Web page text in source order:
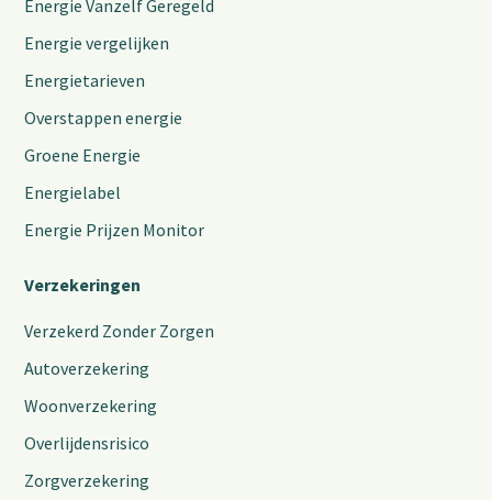
Energie Vanzelf Geregeld
Energie vergelijken
Energietarieven
Overstappen energie
Groene Energie
Energielabel
Energie Prijzen Monitor
Verzekeringen
Verzekerd Zonder Zorgen
Autoverzekering
Woonverzekering
Overlijdensrisico
Zorgverzekering